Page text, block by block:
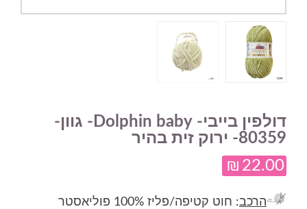
דולפין בייבי- Dolphin baby- גוון-
80359- ירוק זית בהיר
₪ 22.00
הרכב: חוט קטיפה/פליז 100% פוליאסטר